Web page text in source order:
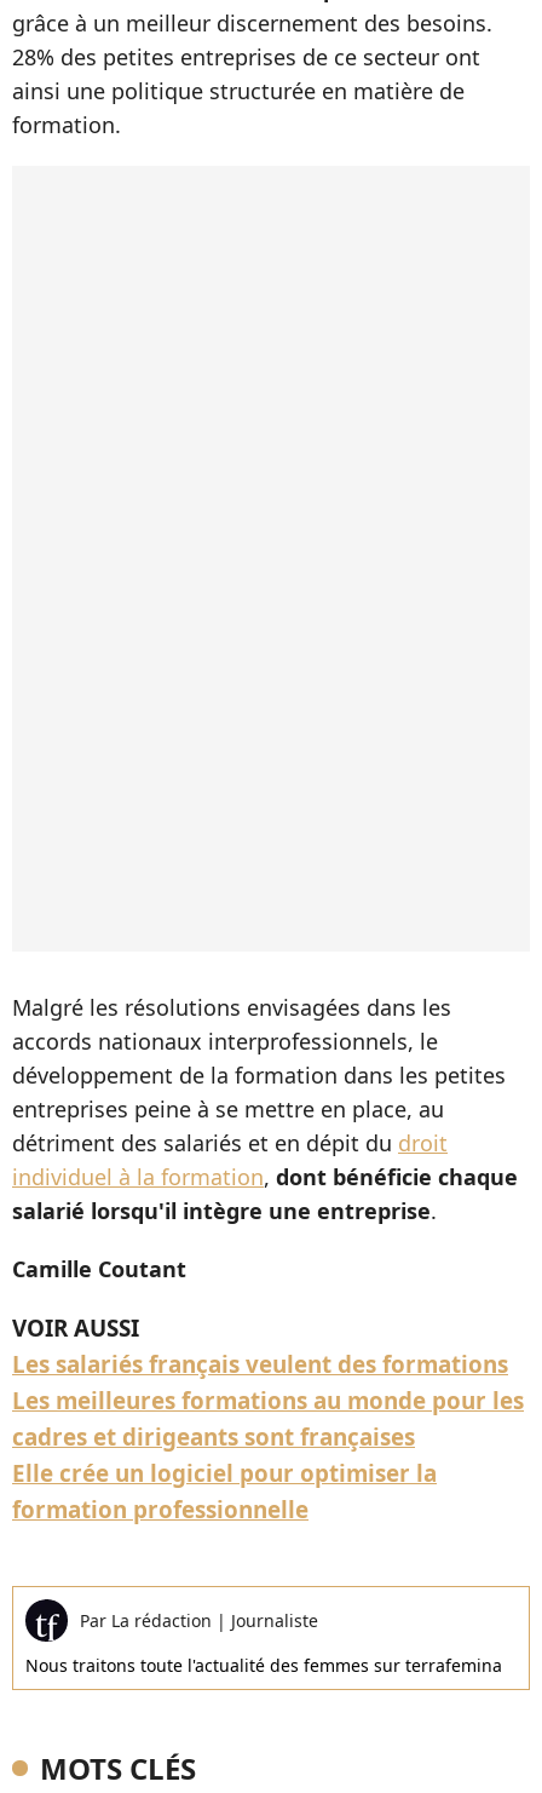
grâce à un meilleur discernement des besoins.
28% des petites entreprises de ce secteur ont
ainsi une politique structurée en matière de
formation.
Malgré les résolutions envisagées dans les
accords nationaux interprofessionnels, le
développement de la formation dans les petites
entreprises peine à se mettre en place, au
détriment des salariés et en dépit du droit
individuel à la formation, dont bénéficie chaque
salarié lorsqu'il intègre une entreprise.
Camille Coutant
VOIR AUSSI
Les salariés français veulent des formations
Les meilleures formations au monde pour les
cadres et dirigeants sont françaises
Elle crée un logiciel pour optimiser la
formation professionnelle
Par La rédaction | Journaliste
Nous traitons toute l'actualité des femmes sur terrafemina
MOTS CLÉS